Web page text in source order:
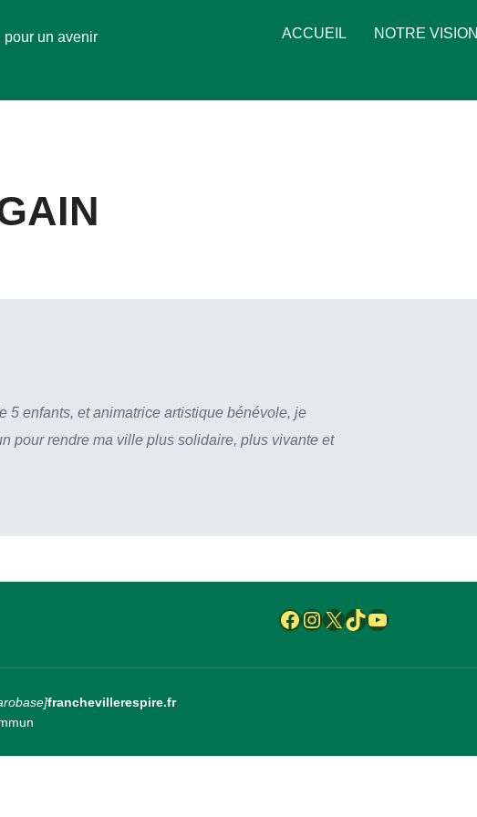
ACCUEIL NOTRE VISION
5 enfants, et animatrice artistique bénévole, je
pour rendre ma ville plus solidaire, plus vivante et
Facebook
Instagram
X TikTok
YouTube
franchevillerespire.fr